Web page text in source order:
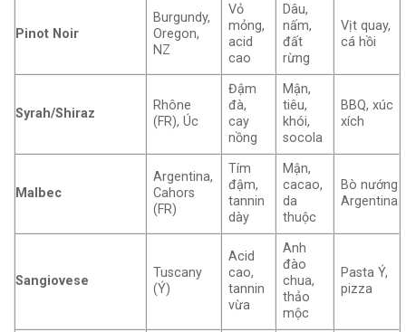
Pinot Noir
Burgundy,
Oregon,
NZ
Vỏ
mỏng,
acid
cao
Dâu,
nấm,
đất
rừng
Vịt quay,
cá hồi
Syrah/Shiraz
Rhône
(FR), Úc
Đậm
đà,
cay
nồng
Mận,
tiêu,
khói,
socola
BBQ, xúc
xích
Malbec
Argentina,
Cahors
(FR)
Tím
đậm,
tannin
dày
Mận,
cacao,
da
thuộc
Bò nướng
Argentina
Sangiovese
Tuscany
(Ý)
Acid
cao,
tannin
vừa
Anh
đào
chua,
thảo
mộc
Pasta Ý,
pizza